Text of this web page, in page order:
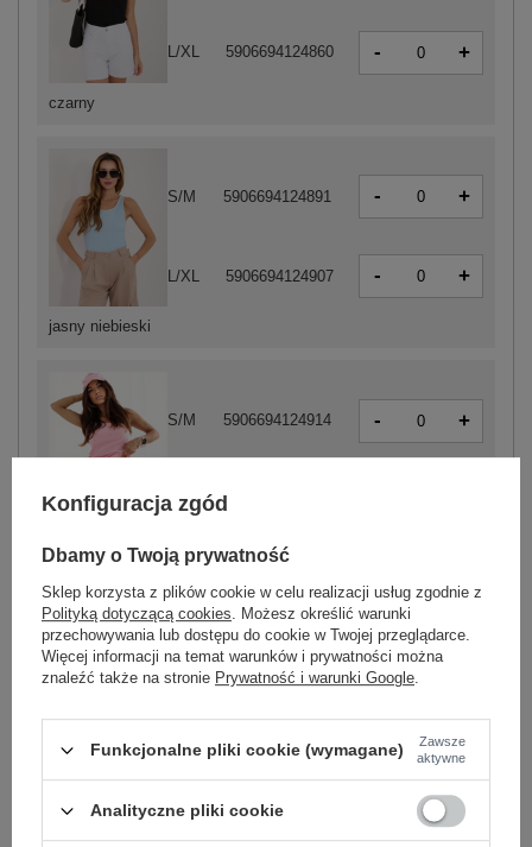
jasny niebieski
S/M 5906694124891 - +
L/XL 5906694124907 - +
jasny różowy
S/M 5906694124914 - +
L/XL 5906694124921
L/XL 5906694124884 -
czarny
L/XL 5906694124860 - +
Zobacz wszystkie kolory (+4)
Konfiguracja zgód
Dbamy o Twoją prywatność
Sklep korzysta z plików cookie w celu realizacji usług zgodnie z
Polityką dotyczącą cookies. Możesz określić warunki
przechowywania lub dostępu do cookie w Twojej przeglądarce.
Więcej informacji na temat warunków i prywatności można
znaleźć także na stronie Prywatność i warunki Google.
Funkcjonalne pliki cookie (wymagane)
Zawsze
aktywne
Analityczne pliki cookie